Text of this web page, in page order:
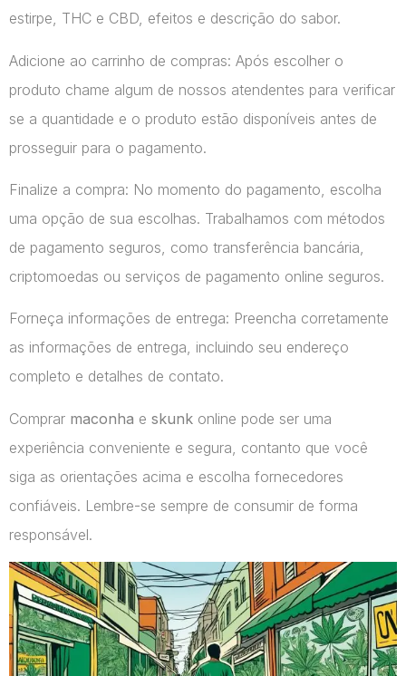
estirpe, THC e CBD, efeitos e descrição do sabor.
Adicione ao carrinho de compras: Após escolher o
produto chame algum de nossos atendentes para verificar
se a quantidade e o produto estão disponíveis antes de
prosseguir para o pagamento.
Finalize a compra: No momento do pagamento, escolha
uma opção de sua escolhas. Trabalhamos com métodos
de pagamento seguros, como transferência bancária,
criptomoedas ou serviços de pagamento online seguros.
Forneça informações de entrega: Preencha corretamente
as informações de entrega, incluindo seu endereço
completo e detalhes de contato.
Comprar maconha e skunk online pode ser uma
experiência conveniente e segura, contanto que você
siga as orientações acima e escolha fornecedores
confiáveis. Lembre-se sempre de consumir de forma
responsável.